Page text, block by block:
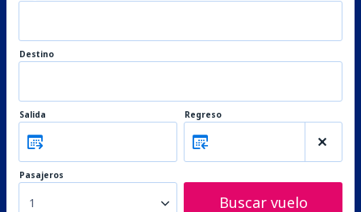
Destino
Salida Regreso
Pasajeros
1 Buscar vuelo